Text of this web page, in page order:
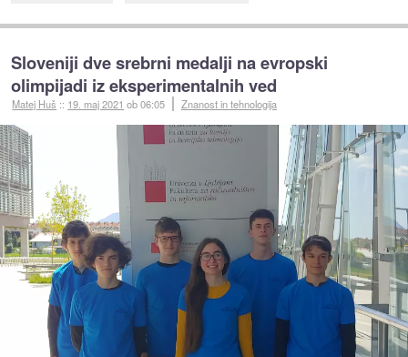
Sloveniji dve srebrni medalji na evropski
olimpijadi iz eksperimentalnih ved
Matej Huš :: 19. maj 2021 ob 06:05 Znanost in tehnologija